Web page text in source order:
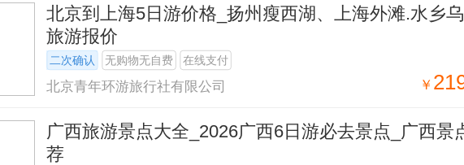
北京到上海5日游价格_扬州瘦西湖、上海外滩.水乡
旅游报价
二次确认 无购物无自费 在线支付
￥
北京青年环游旅行社有限公司
广西旅游景点大全_2026广西6日游必去景点_广西景
荐